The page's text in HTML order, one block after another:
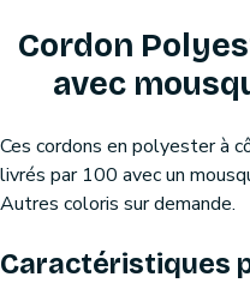
Cordon
avec
Ces cordons en polyester à
livrés par 100 avec un
Autres coloris sur demande.
Caractéristiques